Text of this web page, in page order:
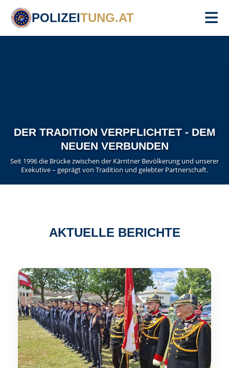
POLIZEITUNG.AT
DER TRADITION VERPFLICHTET - DEM
NEUEN VERBUNDEN
Seit 1996 die Brücke zwischen der Kärntner Bevölkerung und unserer
Exekutive – geprägt von Tradition und gelebter Partnerschaft.
AKTUELLE BERICHTE